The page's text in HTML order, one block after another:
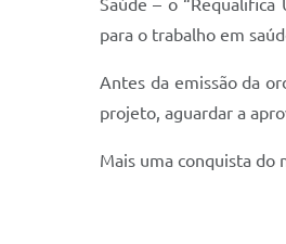
Saúde – o
para o trabalho em
Antes da emissão da
projeto, aguardar a
Mais uma conquista do